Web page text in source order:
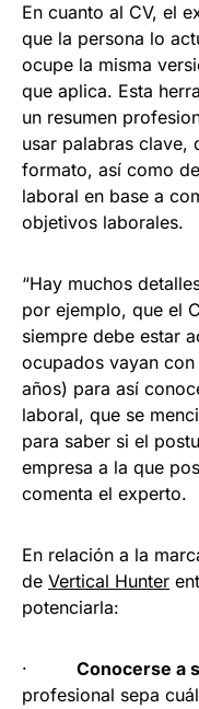
En cuanto al CV, el
que la persona lo
ocupe la misma
que aplica. Esta
un resumen
usar palabras clave,
formato, así como
laboral en base a
objetivos laborales.
“Hay muchos
por ejemplo, que el
siempre debe estar
ocupados vayan
años) para así
laboral, que se
para saber si el
empresa a la que
comenta el experto.
En relación a la
de Vertical Hunter
potenciarla:
· Conocerse a
profesional sepa